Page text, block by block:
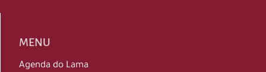
MENU
Agenda do Lama